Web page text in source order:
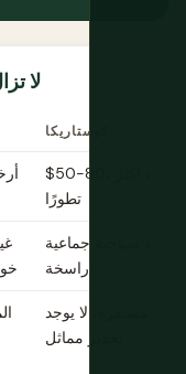
لا
كوستاريكا
$50-80، أسعار سياحية أكثر
تطورًا
تحتية سياحية جماعية
راسخة
مستقرة، لا يوجد
تحذير مماثل